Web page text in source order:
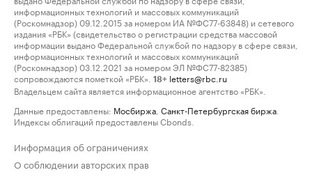
информационных технологий и массовых коммуникаций
(Роскомнадзор) 09.12.2015 за номером ИА №ФС77-63848) и сетевого
издания «РБК» (свидетельство о регистрации средства массовой
информации выдано Федеральной службой по надзору в сфере связи,
информационных технологий и массовых коммуникаций
(Роскомнадзор) 03.12.2021 за номером ЭЛ №ФС77-82385)
сопровождаются пометкой «РБК».
18+ letters@rbc.ru
Владельцем сайта является информационное агентство «РБК».
Данные предоставлены: Мосбиржа Санкт-Петербургская биржа
Индексы облигаций предоставлены Cbonds.
Информация об ограничениях
О соблюдении авторских прав